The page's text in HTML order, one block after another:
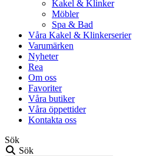
Kakel & Klinker
Möbler
Spa & Bad
Våra Kakel & Klinkerserier
Varumärken
Nyheter
Rea
Om oss
Favoriter
Våra butiker
Våra öppettider
Kontakta oss
Sök
Sök